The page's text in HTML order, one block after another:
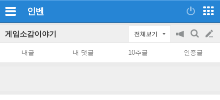
인벤
게임소감이야기 전체보기
공
on/off
검
색
글
쓰
내글 내 댓글 10추글 인증글